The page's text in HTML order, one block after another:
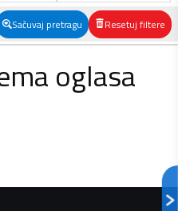
Sačuvaj pretragu Resetuj filtere
oglasa